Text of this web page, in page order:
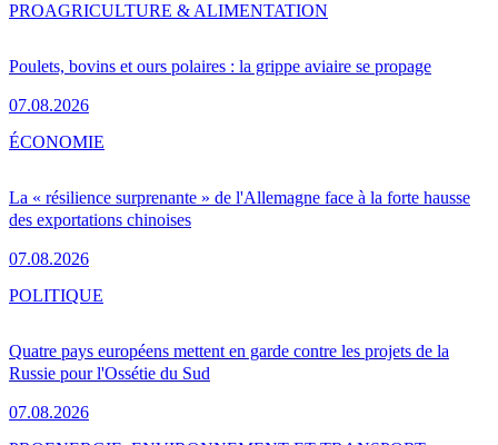
Poulets, bovins et ours polaires : la grippe aviaire se propage
07.08.2026
PROAGRICULTURE & ALIMENTATION
La « résilience surprenante » de l'Allemagne face à la forte hausse
des exportations chinoises
07.08.2026
ÉCONOMIE
Quatre pays européens mettent en garde contre les projets de la
Russie pour l'Ossétie du Sud
07.08.2026
POLITIQUE